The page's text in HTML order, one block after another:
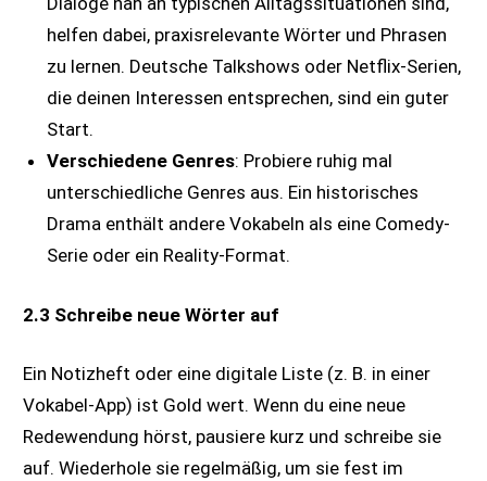
helfen dabei, praxisrelevante Wörter und Phrasen
zu lernen. Deutsche Talkshows oder Netflix-Serien,
die deinen Interessen entsprechen, sind ein guter
Start.
Verschiedene Genres: Probiere ruhig mal
unterschiedliche Genres aus. Ein historisches
Drama enthält andere Vokabeln als eine Comedy-
Serie oder ein Reality-Format.
2.3 Schreibe neue Wörter auf
Ein Notizheft oder eine digitale Liste (z. B. in einer
Vokabel-App) ist Gold wert. Wenn du eine neue
Redewendung hörst, pausiere kurz und schreibe sie
auf. Wiederhole sie regelmäßig, um sie fest im